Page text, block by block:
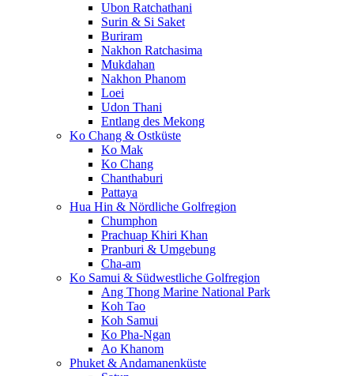
Ubon Ratchathani
Surin & Si Saket
Buriram
Nakhon Ratchasima
Mukdahan
Nakhon Phanom
Loei
Udon Thani
Entlang des Mekong
Ko Chang & Ostküste
Ko Mak
Ko Chang
Chanthaburi
Pattaya
Hua Hin & Nördliche Golfregion
Chumphon
Prachuap Khiri Khan
Pranburi & Umgebung
Cha-am
Ko Samui & Südwestliche Golfregion
Ang Thong Marine National Park
Koh Tao
Koh Samui
Ko Pha-Ngan
Ao Khanom
Phuket & Andamanenküste